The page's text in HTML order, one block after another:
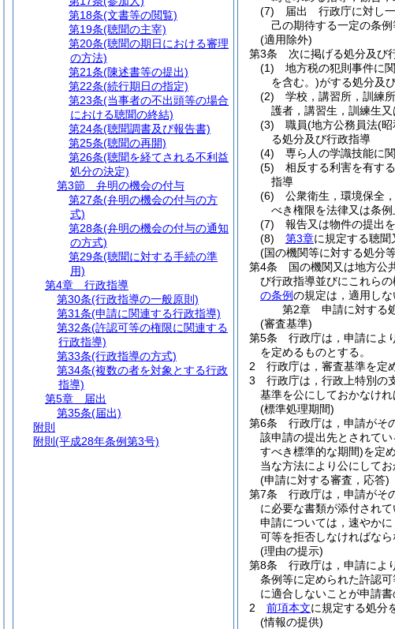
(7)
届出 行政庁に対し
己の期待する一定の条
(適用除外)
第3条
次に掲げる処分及び
(1)
地方税の犯則事件に
を含む。)がする処分及
(2)
学校，講習所，訓練
護者，講習生，訓練生
(3)
職員(地方公務員法(昭
る処分及び行政指導
(4)
専ら人の学識技能に
(5)
相反する利害を有す
指導
(6)
公衆衛生，環境保全
べき権限を法律又は条
(7)
報告又は物件の提出
(8)
第3章に規定する聴
(国の機関等に対する処分
第4条
国の機関又は地方公
び行政指導並びにこれら
の条例の規定は，適用しな
第2章
申請に対する
(審査基準)
第5条
行政庁は，申請によ
を定めるものとする。
2
行政庁は，審査基準を定
3
行政庁は，行政上特別の
基準を公にしておかなけれ
(標準処理期間)
第6条
行政庁は，申請がそ
該申請の提出先とされて
すべき標準的な期間)を定
当な方法により公にしてお
(申請に対する審査，応答)
第7条
行政庁は，申請がそ
に必要な書類が添付され
申請については，速やか
可等を拒否しなければなら
(理由の提示)
第8条
行政庁は，申請によ
条例等に定められた許認
に適合しないことが申請
2
前項本文に規定する処分
(情報の提供)
第18条(文書等の閲覧)
第19条(聴聞の主宰)
第20条(聴聞の期日における審理
の方法)
第21条(陳述書等の提出)
第22条(続行期日の指定)
第23条(当事者の不出頭等の場合
における聴聞の終結)
第24条(聴聞調書及び報告書)
第25条(聴聞の再開)
第26条(聴聞を経てされる不利益
処分の決定)
第3節
弁明の機会の付与
第27条(弁明の機会の付与の方
式)
第28条(弁明の機会の付与の通知
の方式)
第29条(聴聞に対する手続の準
用)
第4章
行政指導
第30条(行政指導の一般原則)
第31条(申請に関連する行政指導)
第32条(許認可等の権限に関連する
行政指導)
第33条(行政指導の方式)
第34条(複数の者を対象とする行政
指導)
第5章
届出
第35条(届出)
附則
附則 (平成28年条例第3号)